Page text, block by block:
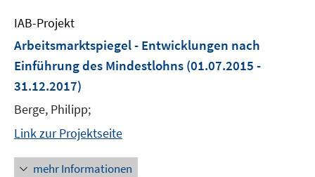
IAB-Projekt
Arbeitsmarktspiegel - Entwicklungen nach
Einführung des Mindestlohns (01.07.2015 -
31.12.2017)
Berge, Philipp;
Link zur Projektseite
mehr Informationen